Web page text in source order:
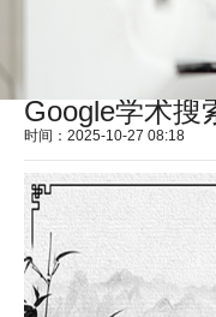
Google学术搜
时间：2025-10-27 08:18